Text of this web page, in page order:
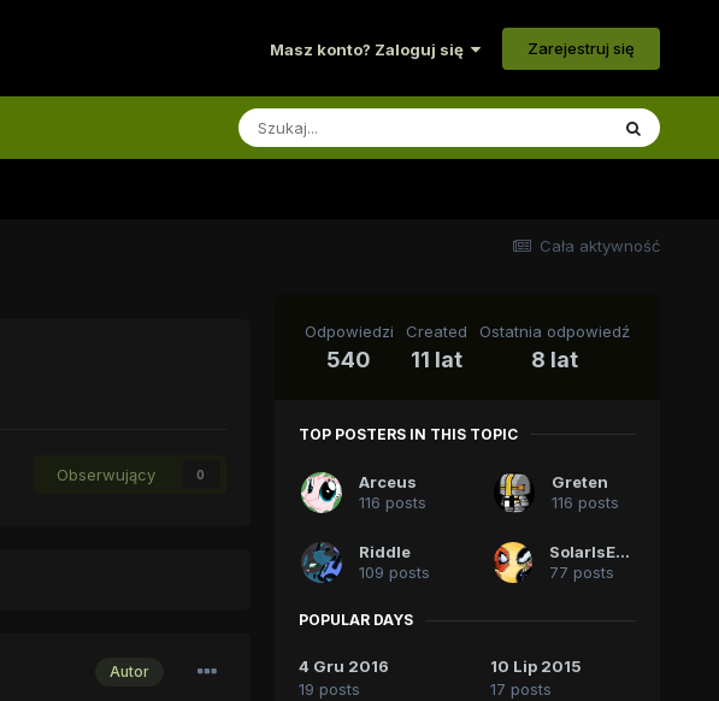
Masz konto? Zaloguj się Zarejestruj się
Cała aktywność
Obserwujący 0
Autor
Odpowiedzi
540
Created
11 lat
Ostatnia odpowiedź
8 lat
TOP POSTERS IN THIS TOPIC
Arceus
116 posts
Greten
116 posts
Riddle
109 posts
SolarIsEpic
77 posts
POPULAR DAYS
4 Gru 2016
19 posts
10 Lip 2015
17 posts